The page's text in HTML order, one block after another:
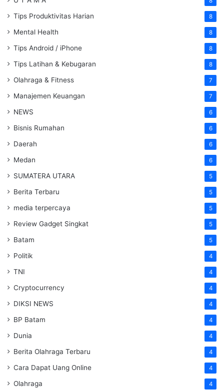
Tips Produktivitas Harian 8
Mental Health 8
Tips Android / iPhone 8
Tips Latihan & Kebugaran 8
Olahraga & Fitness 7
Manajemen Keuangan 7
NEWS 6
Bisnis Rumahan 6
Daerah 6
Medan 6
SUMATERA UTARA 5
Berita Terbaru 5
media terpercaya 5
Review Gadget Singkat 5
Batam 5
Politik 4
TNI 4
Cryptocurrency 4
DIKSI NEWS 4
BP Batam 4
Dunia 4
Berita Olahraga Terbaru 4
Cara Dapat Uang Online 4
Olahraga 4